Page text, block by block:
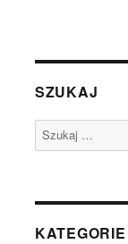
SZUKAJ
Szukaj:
KATEGORIE